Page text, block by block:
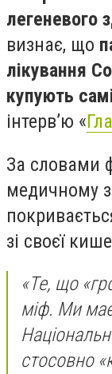
легеневого
визнає, що
лікування
купують
інтерв’ю «
За словами
медичному
зі своєї
«Те, що
міф. Ми
стосовно